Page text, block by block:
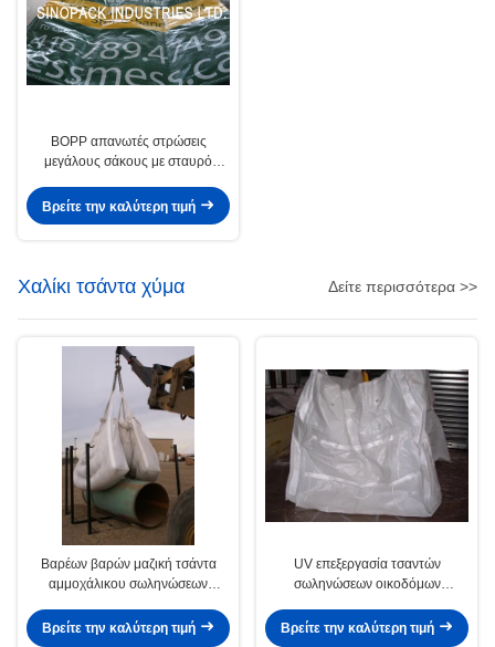
BOPP απανωτές στρώσεις
μεγάλους σάκους με σταυρό
Βρείτε την καλύτερη τιμή
Χαλίκι τσάντα χύμα Δείτε περισσότερα >>
Βαρέων βαρών μαζική τσάντα
αμμοχάλικου σωληνώσεων
βιομηχανίας πετρελαίου δύο
Βρείτε την καλύτερη τιμή
UV επεξεργασία τσαντών
σωληνώσεων οικοδόμων
ασφάλειας
Βρείτε την καλύτερη τιμή